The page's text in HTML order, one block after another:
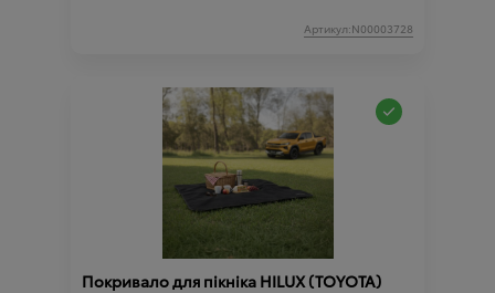
Артикул:N00003728
Покривало для пікніка HILUX (TOYOTA)